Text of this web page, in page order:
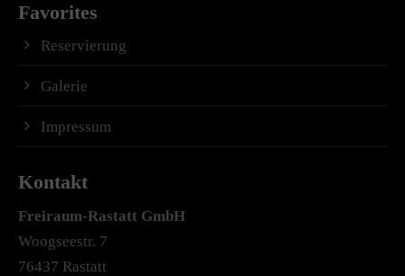
Favorites
Reservierung
Galerie
Impressum
Kontakt
Freiraum-Rastatt GmbH
Woogseestr. 7
76437 Rastatt